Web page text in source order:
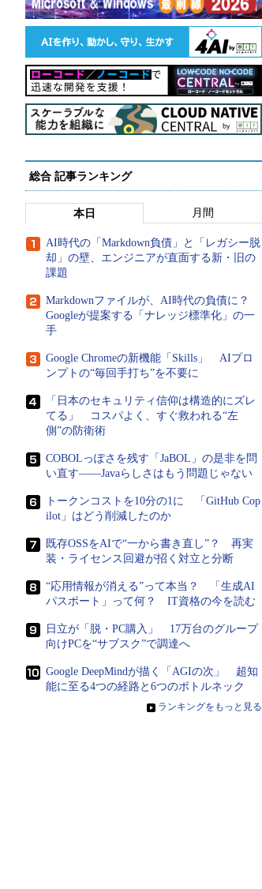
総合 記事ランキング
本日 月間
AI時代の「Markdown負債」と「レガシー脱
却」の壁、エンジニアが直面する新・旧の
課題
Markdownファイルが、AI時代の負債に？
Googleが提案する「ナレッジ標準化」の一
手
Google Chromeの新機能「Skills」 AIプロ
ンプトの“毎回手打ち”を不要に
「日本のセキュリティ信仰は構造的にズレ
てる」 コスパよく、すぐ救われる“左
側”の防衛術
COBOLっぽさを残す「JaBOL」の是非を問
い直す――Javaらしさはもう問題じゃない
トークンコストを10分の1に 「GitHub Cop
ilot」はどう削減したのか
既存OSSをAIで“一から書き直し”？ 再実
装・ライセンス回避が招く対立と分断
“応用情報が消える”って本当？ 「生成AI
パスポート」って何？ IT資格の今を読む
日立が「脱・PC購入」 17万台のグループ
向けPCを“サブスク”で調達へ
Google DeepMindが描く「AGIの次」 超知
能に至る4つの経路と6つのボトルネック
» ランキングをもっと見る